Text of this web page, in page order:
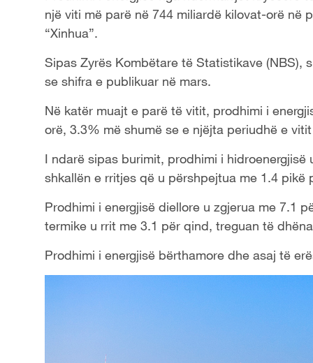
një viti më parë në 744 miliardë kilovat-orë në
“Xinhua”.
Sipas Zyrës Kombëtare të Statistikave (NBS),
se shifra e publikuar në mars.
Në katër muajt e parë të vitit, prodhimi i
orë, 3.3% më shumë se e njëjta periudhë e
I ndarë sipas burimit, prodhimi i
shkallën e rritjes që u përshpejtua me 1.4 pikë
Prodhimi i energjisë diellore u zgjerua me 7.1
termike u rrit me 3.1 për qind, treguan të
Prodhimi i energjisë bërthamore dhe asaj të